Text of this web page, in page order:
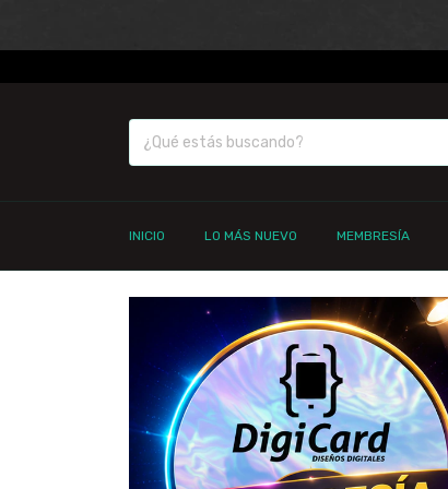
INICIO LO MÁS NUEVO MEMBRESÍA